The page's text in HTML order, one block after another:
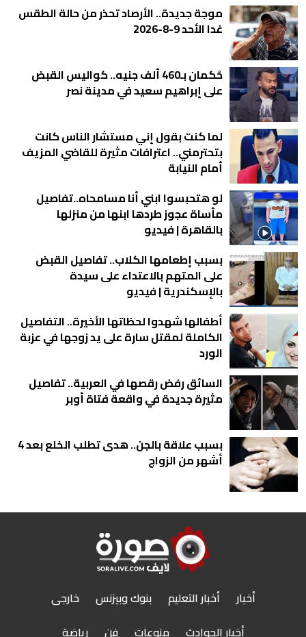
موجة جديدة.. الأرصاد تحذر من حالة الطقس
غدا الأحد 9-8-2026
حُكمان بـ460 ألف جنيه.. كواليس القبض
على إبراهيم سعيد في مدينة نصر
لما كنت بقول إني مستشار الناس كانت
بتحترمني.. اعترافات مثيرة للقاضي المزيف
أمام النيابة
لو هتحبسوا ابني أنا مسامحاه..تفاصيل
مأساة عجوز طردها ابنها من منزلها
بالقاهرة | فيديو
بسبب إطعامها الكلاب.. تفاصيل القبض
على المتهم بالاعتداء على سيدة
بالإسكندرية | فيديو
أطفالها شهدوا لحظاتها الأخيرة.. التفاصيل
الكاملة لمقتل سارة على يد زوجها في عزبة
الورد
السائق رفض رقصها في العربية.. تفاصيل
مثيرة جديدة في واقعة فتاة أوبر
بسبب علاقة بالجن.. هدى تطلب الخلع بعد 4
أشهر من الزواج
أخبار أخبار التعليم بنوك وبيزنس
خارجى
أخبار الحوادث
منوعات فن رياضة